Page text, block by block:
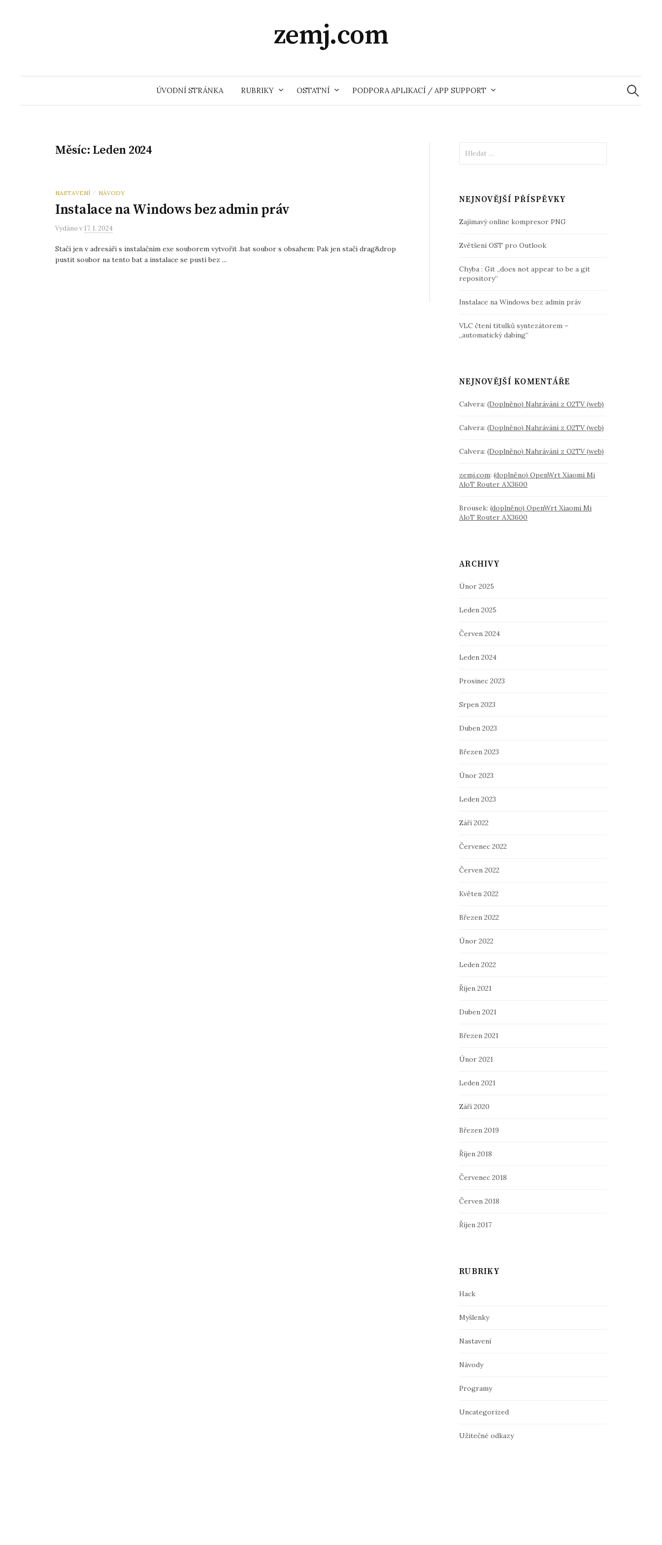
zemj.com
ÚVODNÍ STRÁNKA RUBRIKY OSTATNÍ PODPORA APLIKACÍ / APP SUPPORT
Měsíc: Leden 2024
NASTAVENÍ / NÁVODY
Instalace na Windows bez admin práv
Vydáno v17. 1. 2024
Stačí jen v adresáři s instalačním exe souborem vytvořit .bat soubor s obsahem: Pak jen stačí drag&drop
pustit soubor na tento bat a instalace se pustí bez ...
NEJNOVĚJŠÍ PŘÍSPĚVKY
Zajímavý online kompresor PNG
Zvětšení OST pro Outlook
Chyba : Git „does not appear to be a git
repository“
Instalace na Windows bez admin práv
VLC čtení titulků syntezátorem –
„automatický dabing“
NEJNOVĚJŠÍ KOMENTÁŘE
Calvera:(Doplněno) Nahrávání z O2TV (web)
Calvera:(Doplněno) Nahrávání z O2TV (web)
Calvera:(Doplněno) Nahrávání z O2TV (web)
zemj.com:(doplněno) OpenWrt Xiaomi Mi
AloT Router AX3600
Brousek:(doplněno) OpenWrt Xiaomi Mi
AloT Router AX3600
ARCHIVY
Únor 2025
Leden 2025
Červen 2024
Leden 2024
Prosinec 2023
Srpen 2023
Duben 2023
Březen 2023
Únor 2023
Leden 2023
Září 2022
Červenec 2022
Červen 2022
Květen 2022
Březen 2022
Únor 2022
Leden 2022
Říjen 2021
Duben 2021
Březen 2021
Únor 2021
Leden 2021
Září 2020
Březen 2019
Říjen 2018
Červenec 2018
Červen 2018
Říjen 2017
RUBRIKY
Hack
Myšlenky
Nastavení
Návody
Programy
Uncategorized
Užitečné odkazy